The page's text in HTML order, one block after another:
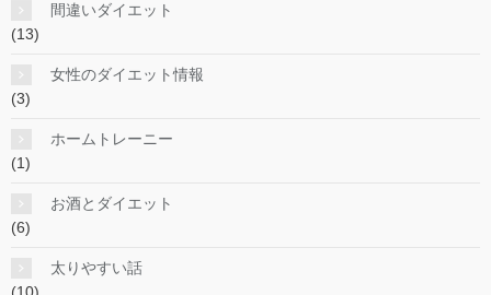
間違いダイエット
(13)
女性のダイエット情報
(3)
ホームトレーニー
(1)
お酒とダイエット
(6)
太りやすい話